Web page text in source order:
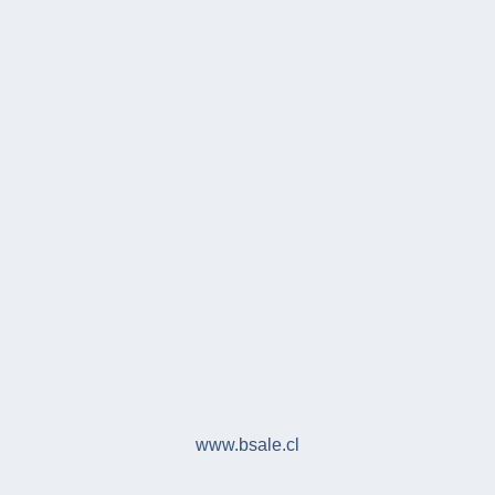
www.bsale.cl